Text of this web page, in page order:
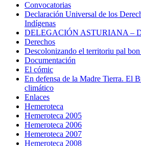
Convocatorias
Declaración Universal de los
Indígenas
DELEGACIÓN ASTURIANA –
Derechos
Descolonizando el territoriu pal
Documentación
El cómic
En defensa de la Madre Tierra. El
climático
Enlaces
Hemeroteca
Hemeroteca 2005
Hemeroteca 2006
Hemeroteca 2007
Hemeroteca 2008